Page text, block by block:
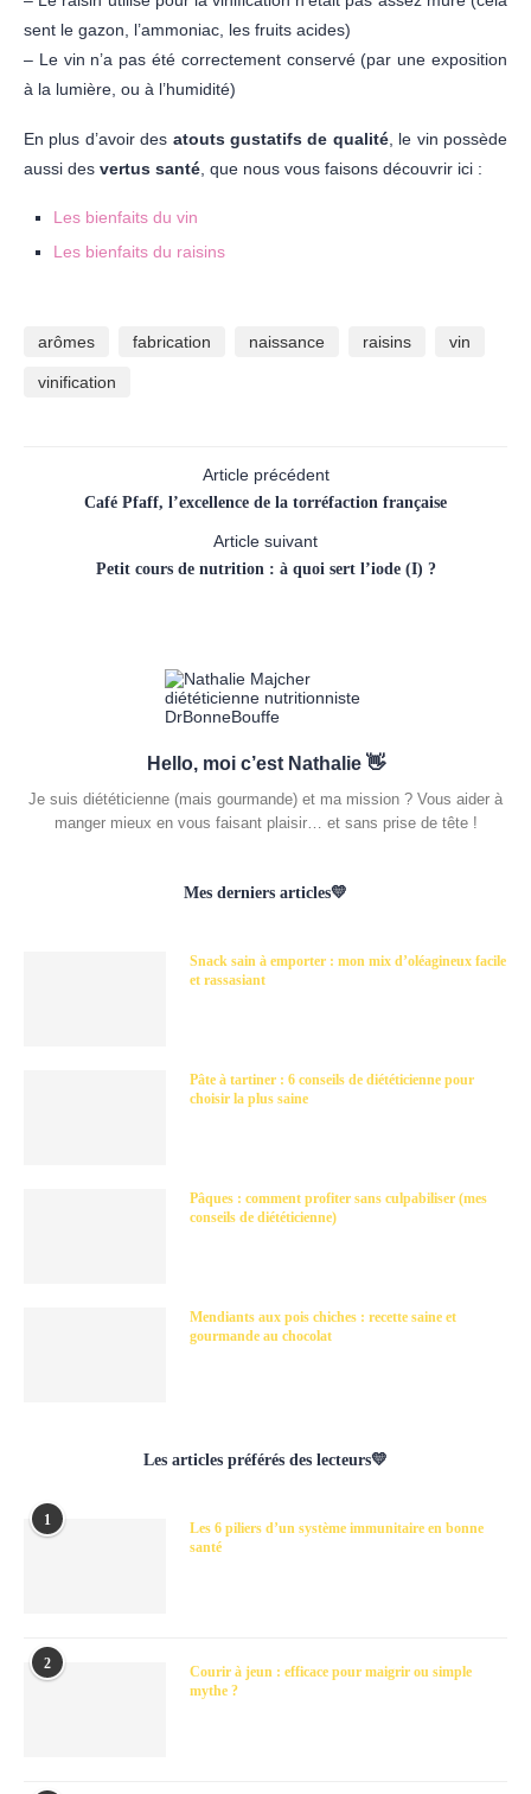
sent le gazon, l’ammoniac, les fruits acides)
– Le vin n’a pas été correctement conservé (par une exposition
à la lumière, ou à l’humidité)
En plus d’avoir des atouts gustatifs de qualité, le vin possède
aussi des vertus santé , que nous vous faisons découvrir ici :
Les bienfaits du vin
Les bienfaits du raisins
arômes fabrication naissance raisins vin
vinification
Article précédent
Café Pfaff, l’excellence de la torréfaction française
Article suivant
Petit cours de nutrition : à quoi sert l’iode (I) ?
Hello, moi c’est Nathalie 👋
Je suis diététicienne (mais gourmande) et ma mission ? Vous aider à
manger mieux en vous faisant plaisir… et sans prise de tête !
Mes derniers articles💛
Snack sain à emporter : mon mix d’oléagineux facile
et rassasiant
Pâte à tartiner : 6 conseils de diététicienne pour
choisir la plus saine
Pâques : comment profiter sans culpabiliser (mes
conseils de diététicienne)
Mendiants aux pois chiches : recette saine et
gourmande au chocolat
Les articles préférés des lecteurs💛
1
Les 6 piliers d’un système immunitaire en bonne
santé
2
Courir à jeun : efficace pour maigrir ou simple
mythe ?